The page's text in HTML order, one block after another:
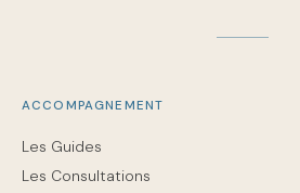
ACCOMPAGNEMENT
Les Guides
Les Consultations